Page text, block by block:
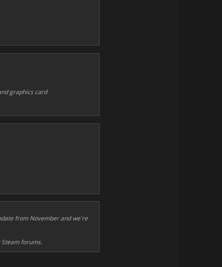
graphics card
from November and we're
forums.